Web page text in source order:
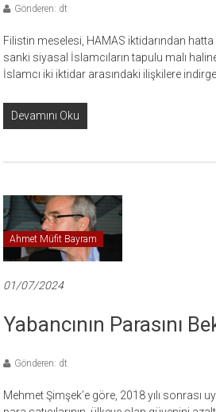
Gönderen: dt
Filistin meselesi, HAMAS iktidarından
sanki siyasal İslamcıların tapulu malı
İslamcı iki iktidar arasındaki ilişkilere
Devamını Oku
Ahmet Müfit Bayram
01/07/2024
Yabancının Parasını
Gönderen: dt
Mehmet Şimşek’e göre, 2018 yılı sonrası